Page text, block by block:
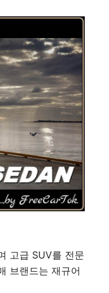
고급 SUV를 전문
브랜드는 재규어